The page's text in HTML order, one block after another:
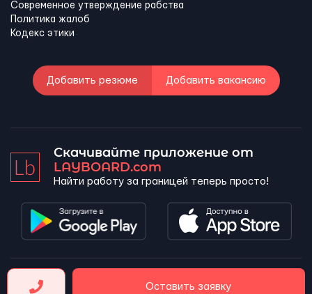
Оставить заявку
Современное утверждение рабства
Политика жалоб
Кодекс этики
Добавить резюме Добавить вакансию
Скачивайте приложение от
LAYBOARD.com
Найти работу за границей теперь просто!
LAYBOARD, SL Copyright 2026 ©